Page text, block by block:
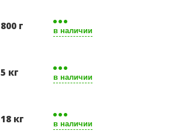
800 г в наличии
5 кг в наличии
18 кг в наличии